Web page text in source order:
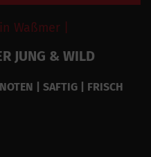
Waßmer |
JUNG & WILD
| SAFTIG | FRISCH